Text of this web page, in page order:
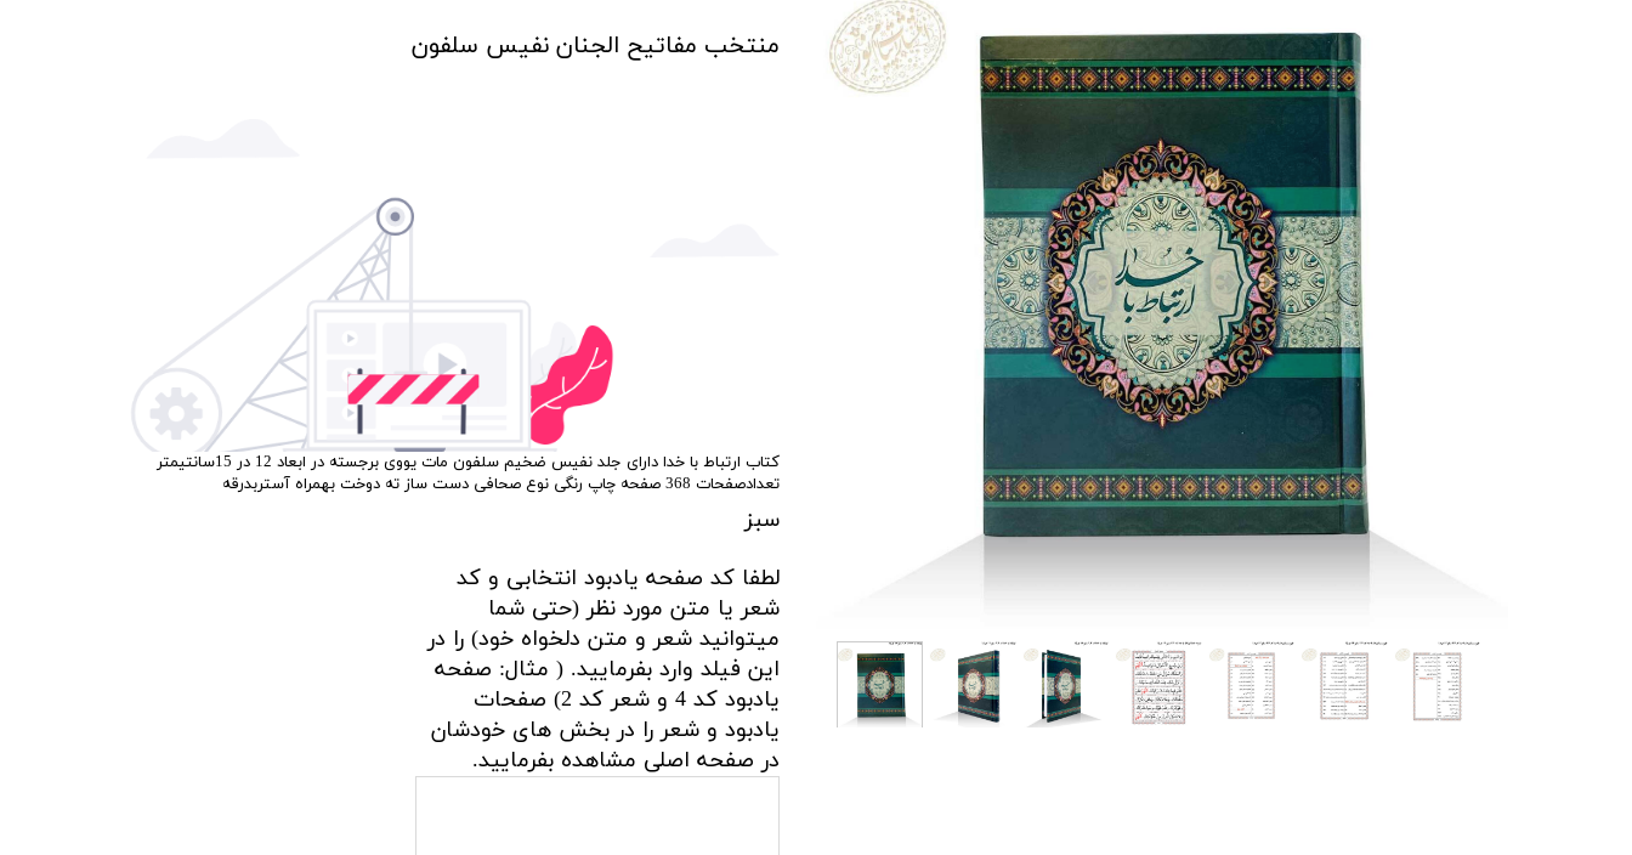
منتخب مفاتیح الجنان نفیس سلفون
کتاب ارتباط با خدا دارای جلد نفیس ضخیم سلفون مات یووی برجسته در ابعاد 12 در 15سانتیمتر
تعدادصفحات 368 صفحه چاپ رنگی نوع صحافی دست ساز ته دوخت بهمراه آستربدرقه
سبز
لطفا کد صفحه یادبود انتخابی و کد
شعر یا متن مورد نظر (حتی شما
میتوانید شعر و متن دلخواه خود) را در
این فیلد وارد بفرمایید. ( مثال: صفحه
یادبود کد 4 و شعر کد 2) صفحات
یادبود و شعر را در بخش های خودشان
در صفحه اصلی مشاهده بفرمایید.